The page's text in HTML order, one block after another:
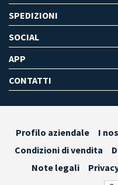
SPEDIZIONI
SOCIAL
APP
CONTATTI
Profilo aziendale I
Condizioni di vendita
Note legali